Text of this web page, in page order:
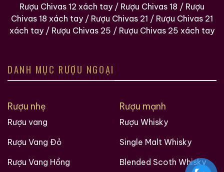
Rượu Chivas 12 xách tay / Rượu Chivas 18 / Rượu
Chivas 18 xách tay / Rượu Chivas 21 / Rượu Chivas 21
xách tay / Rượu Chivas 25 / Rượu Chivas 25 xách tay
DANH MỤC RƯỢU NGOẠI
Rượu nhẹ
Rượu vang
Rượu Vang Đỏ
Rượu Vang Hồng
Rượu mạnh
Rượu Whisky
Single Malt Whisky
Blended Scoth Whisky